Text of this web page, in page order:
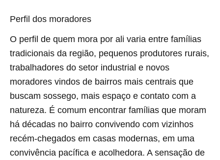
Perfil dos moradores
O perfil de quem mora por ali varia entre famílias
tradicionais da região, pequenos produtores rurais,
trabalhadores do setor industrial e novos
moradores vindos de bairros mais centrais que
buscam sossego, mais espaço e contato com a
natureza. É comum encontrar famílias que moram
há décadas no bairro convivendo com vizinhos
recém-chegados em casas modernas, em uma
convivência pacífica e acolhedora. A sensação de